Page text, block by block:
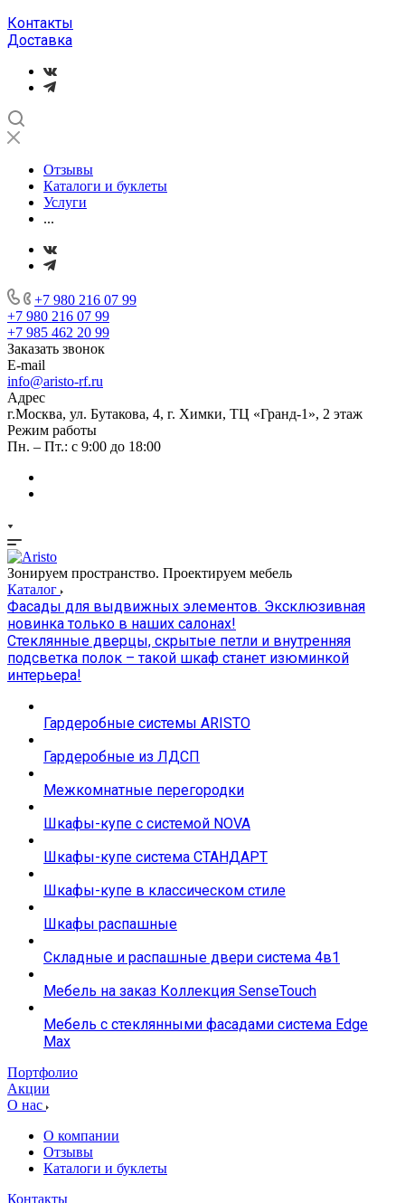
Контакты
Доставка
Отзывы
Каталоги и буклеты
Услуги
...
+7 980 216 07 99
+7 980 216 07 99
+7 985 462 20 99
Заказать звонок
E-mail
info@aristo-rf.ru
Адрес
г.Москва, ул. Бутакова, 4, г. Химки, ТЦ «Гранд-1», 2 этаж
Режим работы
Пн. – Пт.: с 9:00 до 18:00
Зонируем пространство. Проектируем мебель
Каталог
Фасады для выдвижных элементов. Эксклюзивная
новинка только в наших салонах!
Стеклянные дверцы, скрытые петли и внутренняя
подсветка полок – такой шкаф станет изюминкой
интерьера!
Гардеробные системы ARISTO
Гардеробные из ЛДСП
Межкомнатные перегородки
Шкафы-купе с системой NOVA
Шкафы-купе система СТАНДАРТ
Шкафы-купе в классическом стиле
Шкафы распашные
Складные и распашные двери система 4в1
Мебель на заказ Коллекция SenseTouch
Мебель с стеклянными фасадами система Edge
Max
Портфолио
Акции
О нас
О компании
Отзывы
Каталоги и буклеты
Контакты